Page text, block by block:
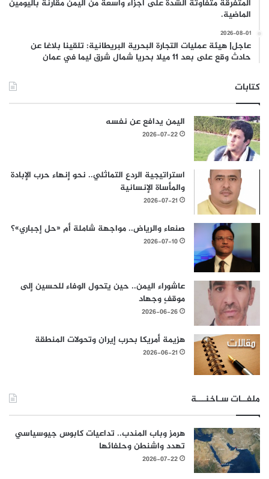
المتفرقة متفاوتة الشدة على اجزاء واسعة من اليمن مقارنة باليومين
الماضية.
2026-08-01
عاجل| هيئة عمليات التجارة البحرية البريطانية: تلقينا بلاغا عن
حادث وقع على بعد 11 ميلا بحريا شمال شرق ليما في عمان
كتابات
اليمن يدافع عن نفسه
2026-07-22
استراتيجية الردع التماثلي.. نحو إنهاء حرب الإبادة
والمأساة الإنسانية
2026-07-21
صنعاء والرياض.. مواجهة شاملة أم «حل إجباري»؟
2026-07-10
عاشوراء اليمن.. حين يتحول الوفاء للحسين إلى
موقفٍ وجهاد
2026-06-26
هزيمة أمريكا بحرب إيران وتحولات المنطقة
2026-06-21
ملفــات سـاخنـــة
هرمز وباب المندب.. تداعيات كابوس جيوسياسي
تهدد واشنطن وحلفائها
2026-07-22